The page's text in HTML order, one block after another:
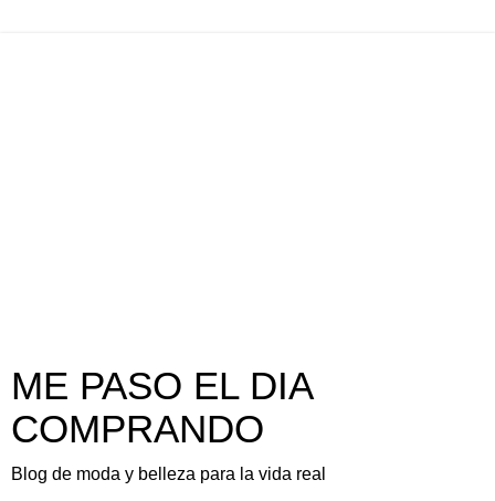
ME PASO EL DIA
COMPRANDO
Blog de moda y belleza para la vida real